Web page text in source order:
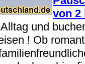
von 2
und
! Ob